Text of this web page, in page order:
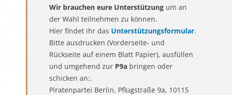
Wir brauchen eure Unterstützung um an
der Wahl teilnehmen zu können.
Hier findet ihr das Unterstützungsformular.
Bitte ausdrucken (Vorderseite- und
Rückseite auf einem Blatt Papier), ausfüllen
und umgehend zur P9a bringen oder
schicken an:.
Piratenpartei Berlin, Pflugstraße 9a, 10115